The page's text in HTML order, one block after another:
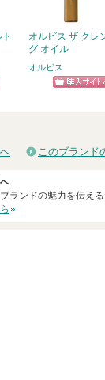
オルビス ザ クレ
グ オイル
オルビス
このブランド
ランドの魅力を伝え